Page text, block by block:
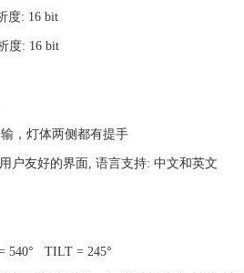
度: 16 bit
度: 16 bit
，灯体两侧都有提手
户友好的界面, 语言支持: 中文和英文
540° TILT = 245°